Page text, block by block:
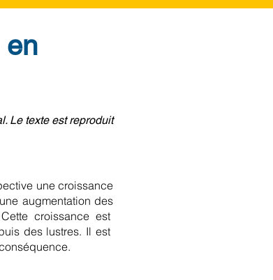
en
une croissance
augmentation des
croissance est
des lustres. Il est
Le texte est reproduit